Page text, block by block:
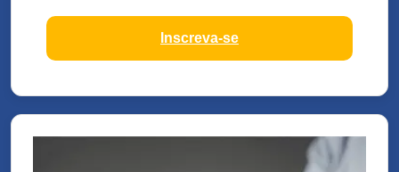
Inscreva-se